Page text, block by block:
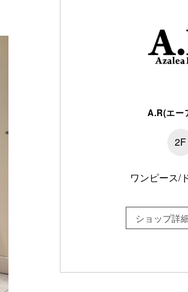
A.R(エー
2F
ワンピース/
ショップ詳